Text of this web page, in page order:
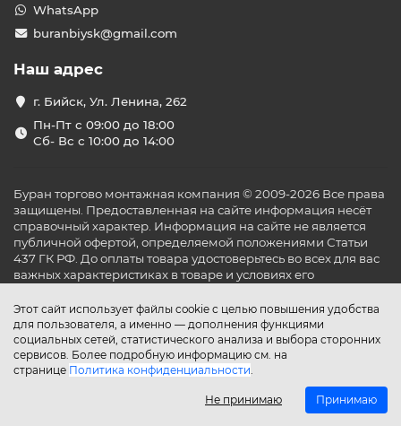
Этот сайт использует файлы cookie с целью повышения удобства
для пользователя, а именно — дополнения функциями
социальных сетей, статистического анализа и выбора сторонних
сервисов. Более подробную информацию см. на
странице Политика конфиденциальности.
Не принимаю Принимаю
WhatsApp
buranbiysk@gmail.com
Наш адрес
г. Бийск, Ул. Ленина, 262
Пн-Пт с 09:00 до 18:00
Сб- Вс с 10:00 до 14:00
Буран торгово монтажная компания © 2009-2026 Все права
защищены. Предоставленная на сайте информация несёт
справочный характер. Информация на сайте не является
публичной офертой, определяемой положениями Статьи
437 ГК РФ. До оплаты товара удостоверьтесь во всех для вас
важных характеристиках в товаре и условиях его